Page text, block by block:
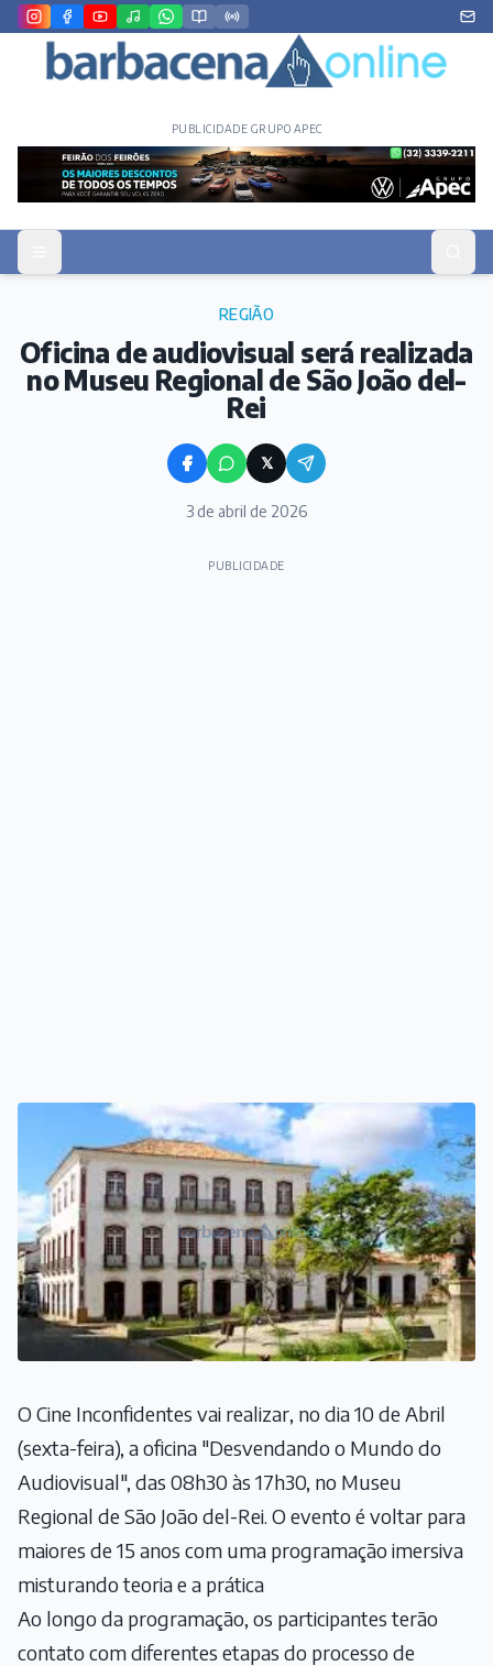
PUBLICIDADE GRUPO APEC
REGIÃO
Oficina de audiovisual será realizada
no Museu Regional de São João del-
Rei
𝕏
3 de abril de 2026
PUBLICIDADE
O Cine Inconfidentes vai realizar, no dia 10 de Abril
(sexta-feira), a oficina "Desvendando o Mundo do
Audiovisual", das 08h30 às 17h30, no Museu
Regional de São João del-Rei. O evento é voltar para
maiores de 15 anos com uma programação imersiva
misturando teoria e a prática
Ao longo da programação, os participantes terão
contato com diferentes etapas do processo de